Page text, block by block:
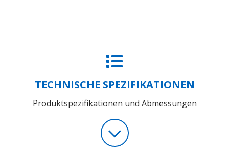
TECHNISCHE SPEZIFIKATIONEN
Produktspezifikationen und Abmessungen